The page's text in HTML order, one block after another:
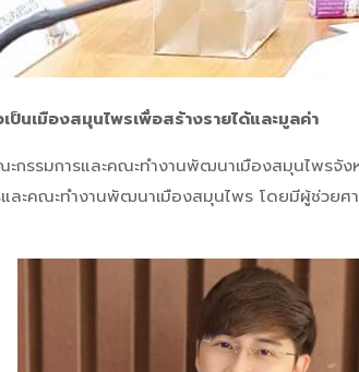
นเมืองสมุนไพรเพื่อสร้างรายได้และมูลค่า
ะกรรมการและคณะทำงานพัฒนาเมืองสมุนไพ
และคณะทำงานพัฒนาเมืองสมุนไพร โดยมีผู้ช่